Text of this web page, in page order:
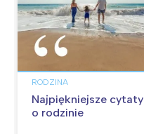
RODZINA
Najpiękniejsze cytaty
o rodzinie